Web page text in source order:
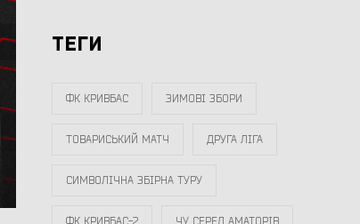
ТЕГИ
ФК КРИВБАС ЗИМОВІ ЗБОРИ
ТОВАРИСЬКИЙ МАТЧ ДРУГА ЛІГА
СИМВОЛІЧНА ЗБІРНА ТУРУ
ФК КРИВБАС-2 ЧУ СЕРЕД АМАТОРІВ